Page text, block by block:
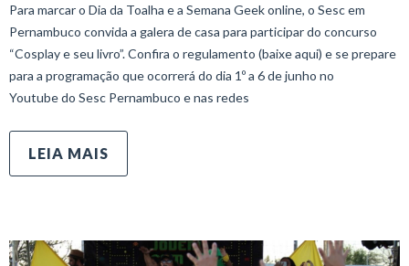
Para marcar o Dia da Toalha e a Semana Geek online, o Sesc em
Pernambuco convida a galera de casa para participar do concurso
“Cosplay e seu livro”. Confira o regulamento (baixe aqui) e se prepare
para a programação que ocorrerá do dia 1º a 6 de junho no
Youtube do Sesc Pernambuco e nas redes
LEIA MAIS